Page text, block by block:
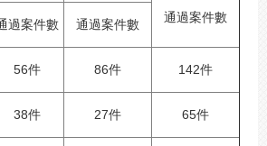
通過案件數
過案件數 通過案件數
56件 86件 142件
38件 27件 65件